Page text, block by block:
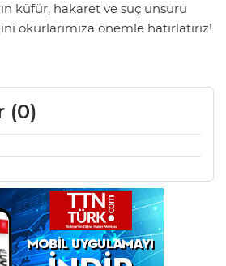
küfür, hakaret ve suç unsuru
okurlarımıza önemle hatırlatırız!
(0)